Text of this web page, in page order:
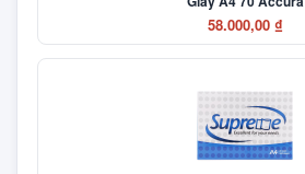
58.000,00 ₫